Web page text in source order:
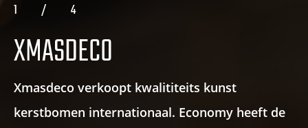
1 / 4
XMASDECO
Xmasdeco verkoopt kwalititeits kunst
kerstbomen internationaal. Economy heeft de